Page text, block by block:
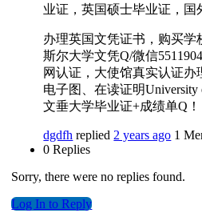
业证，英国硕士毕业证，国
办理英国文凭证书，购买
斯尔大学文凭Q/微信
网认证，大使馆真实认证
电子图、在读证明
文垂大学毕业证+成绩单Q！
dgdfh replied 2 years ago 1
0 Replies
Sorry, there were no replies found.
Log In to Reply